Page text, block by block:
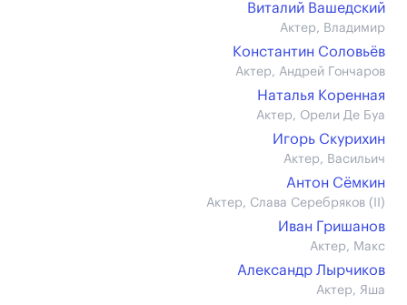
Виталий Вашедский
Актер, Владимир
Константин Соловьёв
Актер, Андрей Гончаров
Наталья Коренная
Актер, Орели Де Буа
Игорь Скурихин
Актер, Васильич
Антон Сёмкин
Актер, Слава Серебряков (II)
Иван Гришанов
Актер, Макс
Александр Лырчиков
Актер, Яша